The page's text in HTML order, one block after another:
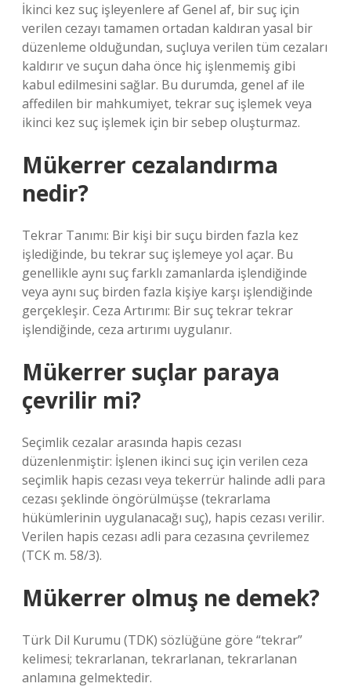
İkinci kez suç işleyenlere af Genel af, bir suç için
verilen cezayı tamamen ortadan kaldıran yasal bir
düzenleme olduğundan, suçluya verilen tüm cezaları
kaldırır ve suçun daha önce hiç işlenmemiş gibi
kabul edilmesini sağlar. Bu durumda, genel af ile
affedilen bir mahkumiyet, tekrar suç işlemek veya
ikinci kez suç işlemek için bir sebep oluşturmaz.
Mükerrer cezalandırma
nedir?
Tekrar Tanımı: Bir kişi bir suçu birden fazla kez
işlediğinde, bu tekrar suç işlemeye yol açar. Bu
genellikle aynı suç farklı zamanlarda işlendiğinde
veya aynı suç birden fazla kişiye karşı işlendiğinde
gerçekleşir. Ceza Artırımı: Bir suç tekrar tekrar
işlendiğinde, ceza artırımı uygulanır.
Mükerrer suçlar paraya
çevrilir mi?
Seçimlik cezalar arasında hapis cezası
düzenlenmiştir: İşlenen ikinci suç için verilen ceza
seçimlik hapis cezası veya tekerrür halinde adli para
cezası şeklinde öngörülmüşse (tekrarlama
hükümlerinin uygulanacağı suç), hapis cezası verilir.
Verilen hapis cezası adli para cezasına çevrilemez
(TCK m. 58/3).
Mükerrer olmuş ne demek?
Türk Dil Kurumu (TDK) sözlüğüne göre “tekrar”
kelimesi; tekrarlanan, tekrarlanan, tekrarlanan
anlamına gelmektedir.